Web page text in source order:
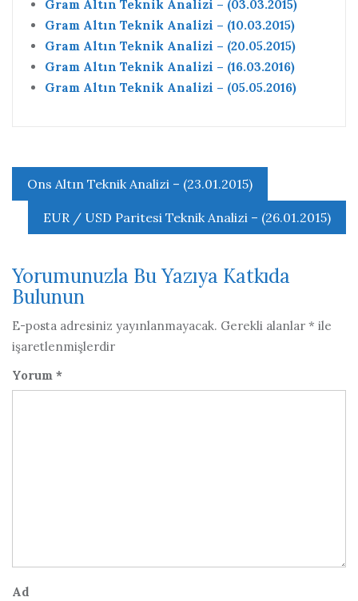
Gram Altın Teknik Analizi – (03.03.2015)
Gram Altın Teknik Analizi – (10.03.2015)
Gram Altın Teknik Analizi – (20.05.2015)
Gram Altın Teknik Analizi – (16.03.2016)
Gram Altın Teknik Analizi – (05.05.2016)
Yazı
gezinmesi
Ons Altın Teknik Analizi – (23.01.2015)
EUR / USD Paritesi Teknik Analizi – (26.01.2015)
Yorumunuzla Bu Yazıya Katkıda
Bulunun
E-posta adresiniz yayınlanmayacak. Gerekli alanlar * ile
işaretlenmişlerdir
Yorum *
Ad